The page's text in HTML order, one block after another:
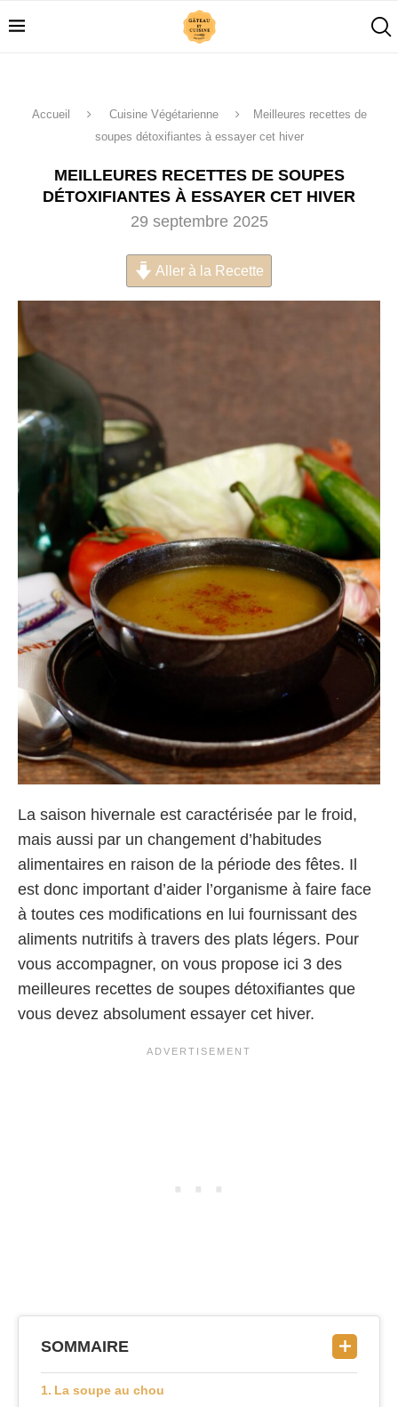
Accueil Cuisine Végétarienne
Meilleures recettes de
soupes détoxifiantes à essayer cet hiver
MEILLEURES RECETTES DE SOUPES
DÉTOXIFIANTES À ESSAYER CET HIVER
29 septembre 2025
Aller à la Recette
La saison hivernale est caractérisée par le froid,
mais aussi par un changement d’habitudes
alimentaires en raison de la période des fêtes. Il
est donc important d’aider l’organisme à faire face
à toutes ces modifications en lui fournissant des
aliments nutritifs à travers des plats légers. Pour
vous accompagner, on vous propose ici 3 des
meilleures recettes de soupes détoxifiantes que
vous devez absolument essayer cet hiver.
SOMMAIRE
La soupe au chou